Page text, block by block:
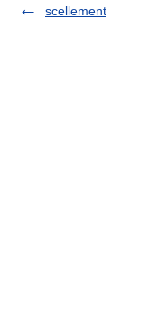
scellement